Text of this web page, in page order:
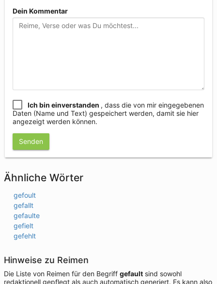
Dein Kommentar
Ich bin einverstanden , dass die von mir eingegebenen
Daten (Name und Text) gespeichert werden, damit sie hier
angezeigt werden können.
Senden
Ähnliche Wörter
gefoult
gefallt
gefaulte
gefielt
gefehlt
Hinweise zu Reimen
Die Liste von Reimen für den Begriff gefault sind sowohl
redaktionell gepflegt als auch automatisch generiert. Es kann also